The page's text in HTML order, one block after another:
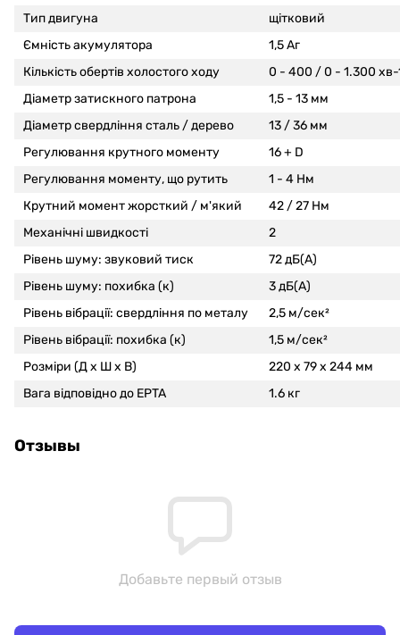
Тип двигуна
щітковий
Ємність акумулятора
1,5 Аг
Кількість обертів холостого ходу
0 - 400 / 0 - 1.300 хв-
Діаметр затискного патрона
1,5 - 13 мм
Діаметр свердління сталь / дерево
13 / 36 мм
Регулювання крутного моменту
16 + D
Регулювання моменту, що рутить
1 - 4 Нм
Крутний момент жорсткий / м'який
42 / 27 Нм
Механічні швидкості
2
Рівень шуму: звуковий тиск
72 дБ(А)
Рівень шуму: похибка (к)
3 дБ(А)
Рівень вібрації: свердління по металу
2,5 м/сек²
Рівень вібрації: похибка (к)
1,5 м/сек²
Розміри (Д х Ш х В)
220 x 79 x 244 мм
Вага відповідно до EPTA
1.6 кг
Отзывы
Добавьте первый отзыв